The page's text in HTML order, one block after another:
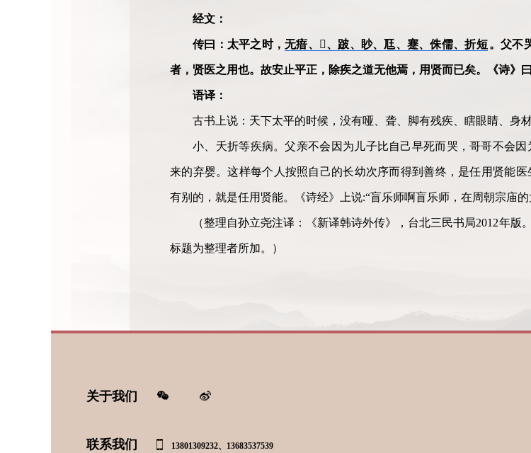
经文：
传曰：太平之时，无瘖、𤼃、跛、眇、尫、蹇、侏儒、折短。父不
者，贤医之用也。故安止平正，除疾之道无他焉，用贤而已矣。《诗》
语译：
古书上说：天下太平的时候，没有哑、聋、脚有残疾、瞎眼睛、身
小、夭折等疾病。父亲不会因为儿子比自己早死而哭，哥哥不会
来的弃婴。这样每个人按照自己的长幼次序而得到善终，是任用贤能
有别的，就是任用贤能。《诗经》上说:“盲乐师啊盲乐师，在周朝宗庙的
（整理自孙立尧注译：《新译韩诗外传》，台北三民书局2012年版
标题为整理者所加。）
关于我们
联系我们 13801309232、13683537539